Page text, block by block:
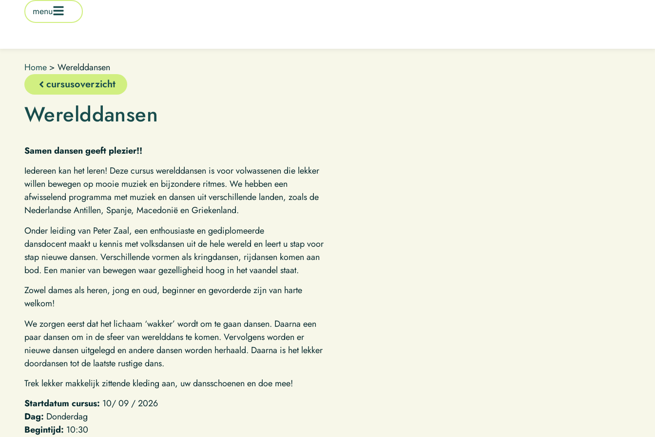
inhoud
menu
Home > Werelddansen
cursusoverzicht
Werelddansen
Samen dansen geeft plezier!!
Iedereen kan het leren! Deze cursus werelddansen is voor volwassenen die lekker
willen bewegen op mooie muziek en bijzondere ritmes. We hebben een
afwisselend programma met muziek en dansen uit verschillende landen, zoals de
Nederlandse Antillen, Spanje, Macedonië en Griekenland.
Onder leiding van Peter Zaal, een enthousiaste en gediplomeerde
dansdocent maakt u kennis met volksdansen uit de hele wereld en leert u stap voor
stap nieuwe dansen. Verschillende vormen als kringdansen, rijdansen komen aan
bod. Een manier van bewegen waar gezelligheid hoog in het vaandel staat.
Zowel dames als heren, jong en oud, beginner en gevorderde zijn van harte
welkom!
We zorgen eerst dat het lichaam ‘wakker’ wordt om te gaan dansen. Daarna een
paar dansen om in de sfeer van werelddans te komen. Vervolgens worden er
nieuwe dansen uitgelegd en andere dansen worden herhaald. Daarna is het lekker
doordansen tot de laatste rustige dans.
Trek lekker makkelijk zittende kleding aan, uw dansschoenen en doe mee!
Startdatum cursus: 10/ 09 / 2026
Dag: Donderdag
Begintijd: 10:30